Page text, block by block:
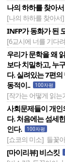
나의 하하를 찾아서
[나의 하하를 찾아서]
INFP가 동화가 된
[6교시에 너를 기다
우리가 문학을 왜
보다 치밀하고, 누
다. 실려있는 7편
동적이..
100자평
[작가는 어떻게 읽는
사회문제들이 개인
다. 처음에는 섬세
인다.
100자평
[쇼코의 미소] 들꽃
[마이리뷰] 비스킷